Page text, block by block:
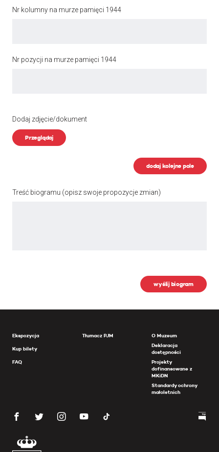
Nr kolumny na murze pamięci 1944
Nr pozycji na murze pamięci 1944
Dodaj zdjęcie/dokument
Przeglądaj
dodaj kolejne pole
Treść biogramu (opisz swoje propozycje zmian)
wyślij biogram
Ekspozycja
Kup bilety
FAQ
Tłumacz PJM
O Muzeum
Deklaracja
dostępności
Projekty
dofinansowane z
MKiDN
Standardy ochrony
małoletnich